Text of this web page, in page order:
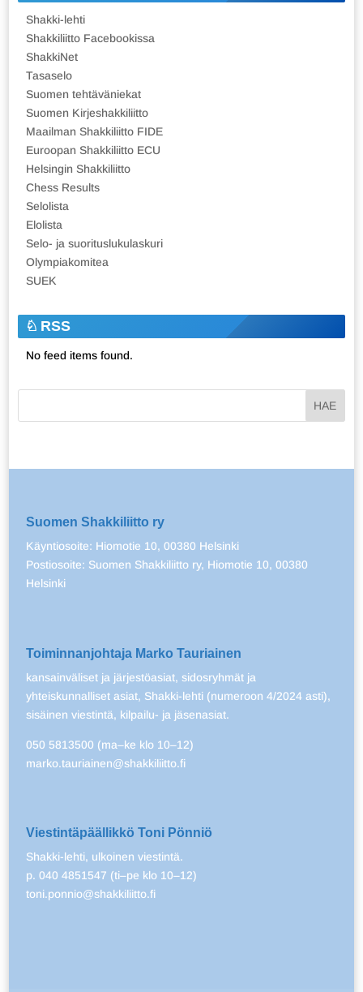
Shakki-lehti
Shakkiliitto Facebookissa
ShakkiNet
Tasaselo
Suomen tehtäväniekat
Suomen Kirjeshakkiliitto
Maailman Shakkiliitto FIDE
Euroopan Shakkiliitto ECU
Helsingin Shakkiliitto
Chess Results
Selolista
Elolista
Selo- ja suorituslukulaskuri
Olympiakomitea
SUEK
RSS
No feed items found.
Suomen Shakkiliitto ry
Käyntiosoite: Hiomotie 10, 00380 Helsinki
Postiosoite: Suomen Shakkiliitto ry, Hiomotie 10, 00380
Helsinki
Toiminnanjohtaja Marko Tauriainen
kansainväliset ja järjestöasiat, sidosryhmät ja
yhteiskunnalliset asiat, Shakki-lehti (numeroon 4/2024 asti),
sisäinen viestintä, kilpailu- ja jäsenasiat.
050 5813500 (ma–ke klo 10–12)
marko.tauriainen@shakkiliitto.fi
Viestintäpäällikkö Toni Pönniö
Shakki-lehti, ulkoinen viestintä.
p. 040 4851547 (ti–pe klo 10–12)
toni.ponnio@shakkiliitto.fi